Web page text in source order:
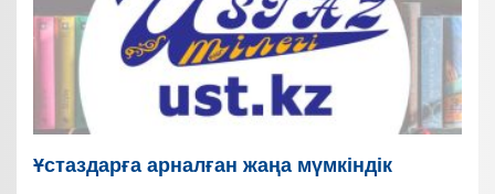
Ұстаздарға арналған жаңа мүмкіндік